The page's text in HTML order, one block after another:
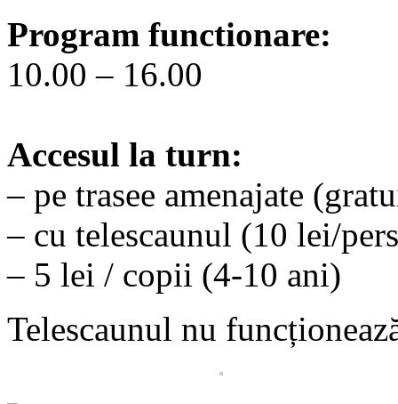
Program functionare:
10.00 – 16.00
Accesul la turn:
– pe trasee amenajate
– cu telescaunul (10 lei/
– 5 lei / copii (4-10 ani)
Telescaunul nu